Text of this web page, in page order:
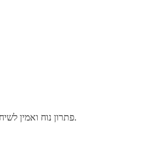
אוזניות Logitech H390 עם מיקרופון מובנה בחיבור USB — פתרון נוח ואמין לשיחות וידאו, למידה מרחוק ולהאזנה יומיומית. צליל דיגיטלי נקי, בקרות שמע נוחות על הכבל ומיקרופון מסתובב עם סינון רעשים.